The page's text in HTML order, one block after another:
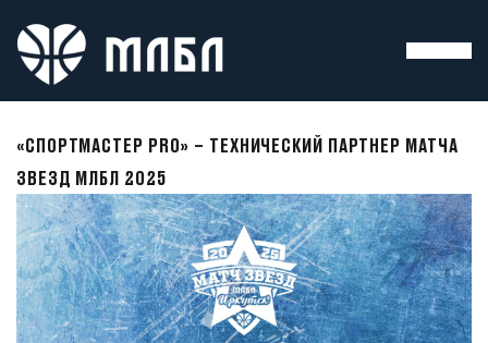
«СПОРТМАСТЕР PRO» – ТЕХНИЧЕСКИЙ ПАРТНЕР МАТЧА
ЗВЕЗД МЛБЛ 2025